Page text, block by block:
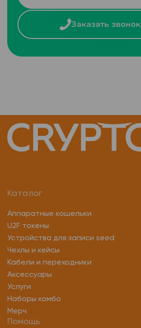
Заказать звонок
Каталог
Аппаратные кошельки
U2F токены
Устройства для записи seed
Чехлы и кейсы
Кабели и переходники
Аксессуары
Услуги
Наборы комбо
Мерч
Помощь